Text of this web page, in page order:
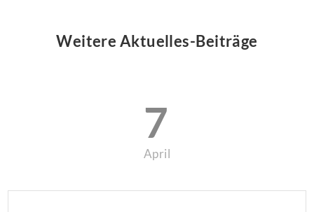
Weitere Aktuelles-Beiträge
7
April